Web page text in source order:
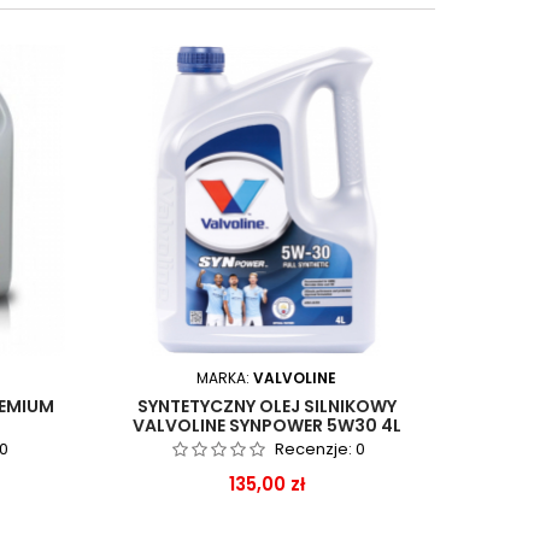
0
MARKA: VALVOLINE
SYNTETYCZNY OLEJ SILNIKOWY
VALVOLINE SYNPOWER 5W30 4L
Recenzje: 0
Cena
135,00 zł